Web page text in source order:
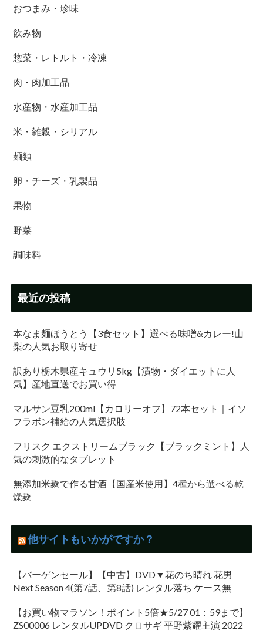
おつまみ・珍味
飲み物
惣菜・レトルト・冷凍
肉・肉加工品
水産物・水産加工品
米・雑穀・シリアル
麺類
卵・チーズ・乳製品
果物
野菜
調味料
最近の投稿
本なま麺ほうとう【3食セット】選べる味噌&カレー!山
梨の人気お取り寄せ
訳あり栃木県産キュウリ5kg【漬物・ダイエットに人
気】産地直送でお買い得
マルサン豆乳200ml【カロリーオフ】72本セット｜イソ
フラボン補給の人気選択肢
フリスク エクストリームブラック【ブラックミント】人
気の刺激的なタブレット
無添加米麹で作る甘酒【国産米使用】4種から選べる乾
燥麹
他サイトもいかがですか？
【バーゲンセール】【中古】DVD▼花のち晴れ 花男
Next Season 4(第7話、第8話) レンタル落ち ケース無
【お買い物マラソン！ポイント5倍★5/27 01：59まで】
ZS00006 レンタルUPDVD クロサギ 平野紫耀主演 2022